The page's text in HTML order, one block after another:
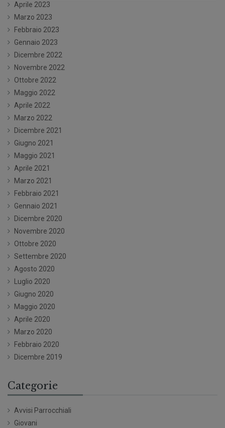
Aprile 2023
Marzo 2023
Febbraio 2023
Gennaio 2023
Dicembre 2022
Novembre 2022
Ottobre 2022
Maggio 2022
Aprile 2022
Marzo 2022
Dicembre 2021
Giugno 2021
Maggio 2021
Aprile 2021
Marzo 2021
Febbraio 2021
Gennaio 2021
Dicembre 2020
Novembre 2020
Ottobre 2020
Settembre 2020
Agosto 2020
Luglio 2020
Giugno 2020
Maggio 2020
Aprile 2020
Marzo 2020
Febbraio 2020
Dicembre 2019
Categorie
Avvisi Parrocchiali
Giovani